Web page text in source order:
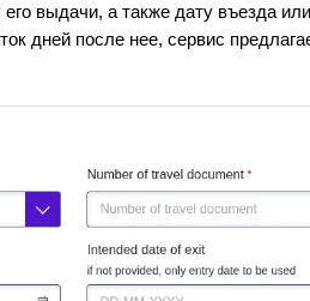
его выдачи, а также дату въезда
дней после нее, сервис